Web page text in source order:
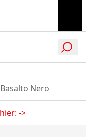
Nero
->